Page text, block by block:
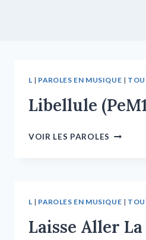
L | PAROLES EN MUSIQUE |
Libellule
VOIR LES PAROLES
L | PAROLES EN MUSIQUE |
Laisse Aller